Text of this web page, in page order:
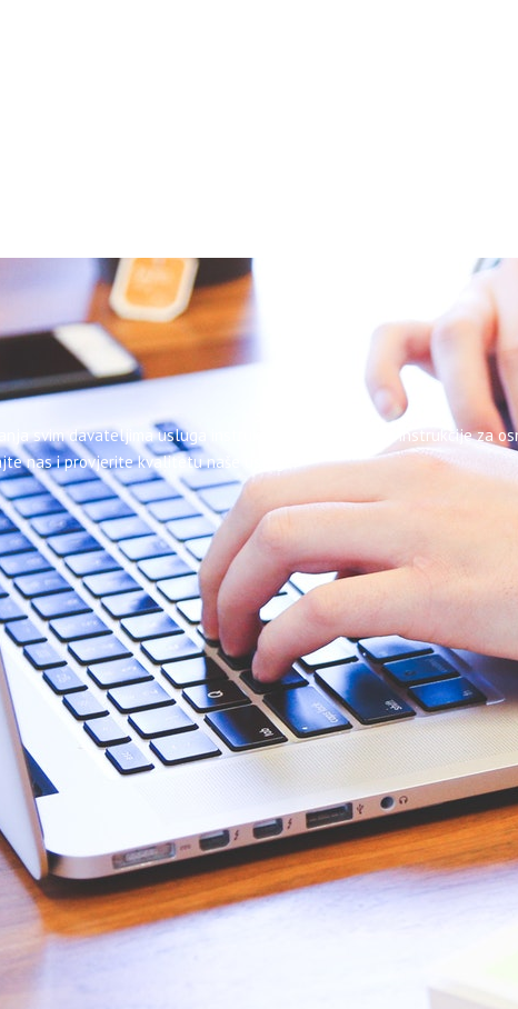
svim davateljima usluga instrukcija. Oglasite svoje instrukcije za
nas i provjerite kvalitetu naše usluge.